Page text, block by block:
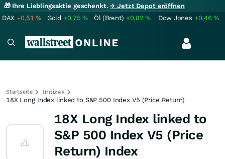
🎁 Ihre Lieblingsaktie geschenkt.→ Jetzt Depot eröffnen
DAX -0,51% Gold +0,75% Öl (Brent) +0,82% Dow Jones +0,46%
Startseite
Indizes
18X Long Index linked to S&P 500 Index V5 (Price Return)
18X Long Index linked to
S&P 500 Index V5 (Price
Return) Index